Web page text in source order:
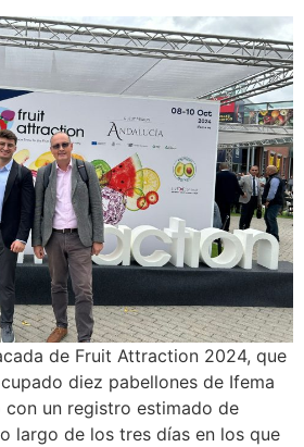
de Fruit Attraction 2024, que
diez pabellones de Ifema
un registro estimado de
largo de los tres días en los que